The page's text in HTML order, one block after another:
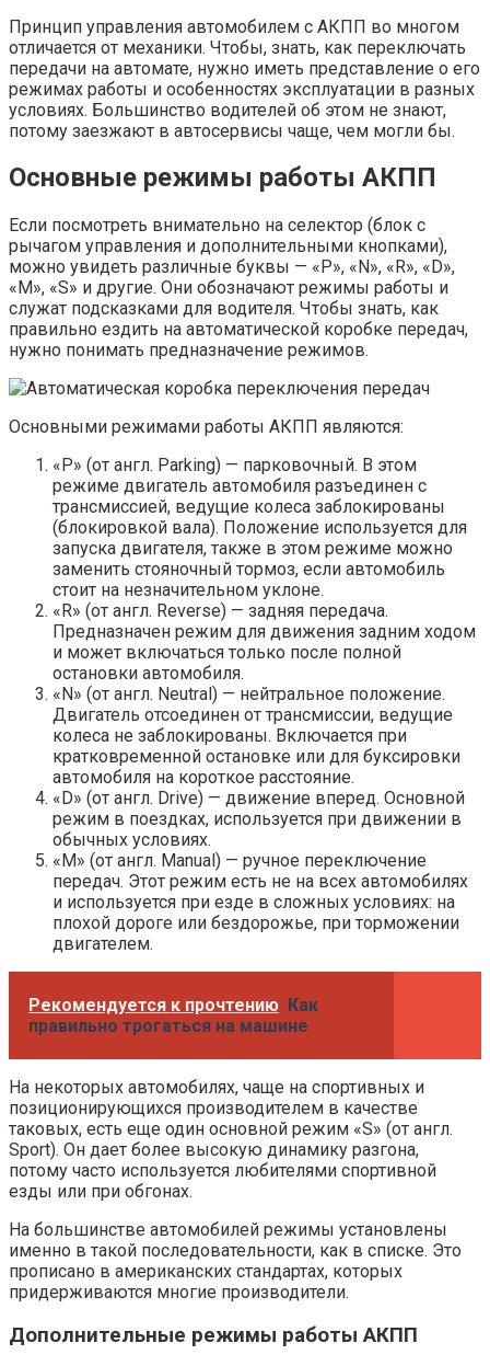
Принцип управления автомобилем с АКПП во многом
отличается от механики. Чтобы, знать, как переключать
передачи на автомате, нужно иметь представление о его
режимах работы и особенностях эксплуатации в разных
условиях. Большинство водителей об этом не знают,
потому заезжают в автосервисы чаще, чем могли бы.
Основные режимы работы АКПП
Если посмотреть внимательно на селектор (блок с
рычагом управления и дополнительными кнопками),
можно увидеть различные буквы — «P», «N», «R», «D»,
«M», «S» и другие. Они обозначают режимы работы и
служат подсказками для водителя. Чтобы знать, как
правильно ездить на автоматической коробке передач,
нужно понимать предназначение режимов.
Основными режимами работы АКПП являются:
«P» (от англ. Parking) — парковочный. В этом
режиме двигатель автомобиля разъединен с
трансмиссией, ведущие колеса заблокированы
(блокировкой вала). Положение используется для
запуска двигателя, также в этом режиме можно
заменить стояночный тормоз, если автомобиль
стоит на незначительном уклоне.
«R» (от англ. Reverse) — задняя передача.
Предназначен режим для движения задним ходом
и может включаться только после полной
остановки автомобиля.
«N» (от англ. Neutral) — нейтральное положение.
Двигатель отсоединен от трансмиссии, ведущие
колеса не заблокированы. Включается при
кратковременной остановке или для буксировки
автомобиля на короткое расстояние.
«D» (от англ. Drive) — движение вперед. Основной
режим в поездках, используется при движении в
обычных условиях.
«M» (от англ. Manual) — ручное переключение
передач. Этот режим есть не на всех автомобилях
и используется при езде в сложных условиях: на
плохой дороге или бездорожье, при торможении
двигателем.
Рекомендуется к прочтению Как
правильно трогаться на машине
На некоторых автомобилях, чаще на спортивных и
позиционирующихся производителем в качестве
таковых, есть еще один основной режим «S» (от англ.
Sport). Он дает более высокую динамику разгона,
потому часто используется любителями спортивной
езды или при обгонах.
На большинстве автомобилей режимы установлены
именно в такой последовательности, как в списке. Это
прописано в американских стандартах, которых
придерживаются многие производители.
Дополнительные режимы работы АКПП